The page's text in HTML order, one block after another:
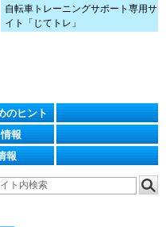
自転車トレーニングサポート専用サ
イト「じてトレ」
のヒント
報
報